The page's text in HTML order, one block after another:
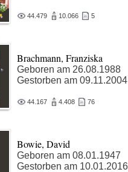
44.479 10.066 5
Brachmann, Franziska
Geboren am 26.08.1988
Gestorben am 09.11.2004
44.167 4.408 76
Bowie, David
Geboren am 08.01.1947
Gestorben am 10.01.2016